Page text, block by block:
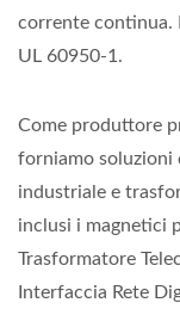
corrente continua.
UL 60950-1.
Come produttore
forniamo soluzioni
industriale e
inclusi i magnetici
Trasformatore
Interfaccia Rete